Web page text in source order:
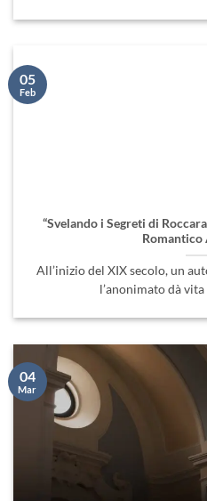
“Svelando i Segreti di
Romantico
All’inizio del XIX secolo, un
l’anonimato dà
05
Feb
04
Mar